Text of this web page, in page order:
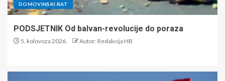
DOMOVINSKI RAT
PODSJETNIK Od balvan-revolucije do poraza
5. kolovoza 2026. Autor: Redakcija HB